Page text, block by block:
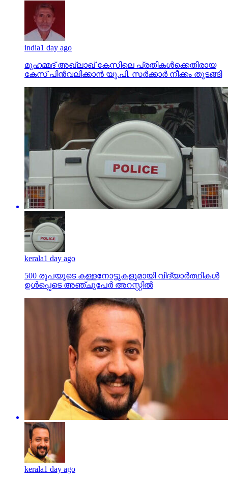
india1 day ago
മുഹമ്മദ് അഖ്‌ലാഖ് കേസിലെ പ്രതികള്‍ക്കെതിരായ
കേസ് പിന്‍വലിക്കാന്‍ യു.പി. സര്‍ക്കാര്‍ നീക്കം തുടങ്ങി
kerala1 day ago
500 രൂപയുടെ കള്ളനോട്ടുകളുമായി വിദ്യാര്‍ത്ഥികള്‍
ഉള്‍പ്പെടെ അഞ്ചുപേര്‍ അറസ്റ്റില്‍
kerala1 day ago